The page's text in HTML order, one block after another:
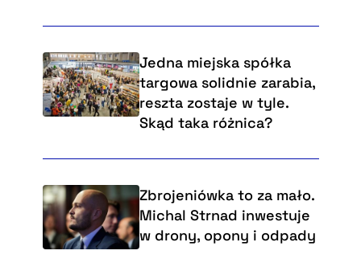
Jedna miejska spółka
targowa solidnie zarabia,
reszta zostaje w tyle.
Skąd taka różnica?
Zbrojeniówka to za mało.
Michal Strnad inwestuje
w drony, opony i odpady